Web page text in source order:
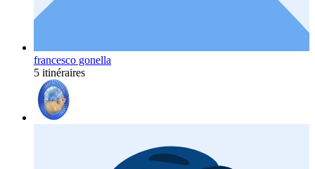
francesco gonella
5 itinéraires